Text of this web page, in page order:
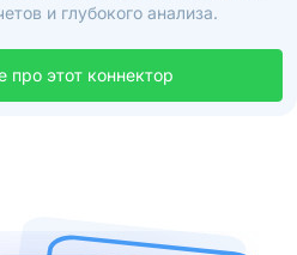
и глубокого анализа.
про этот коннектор